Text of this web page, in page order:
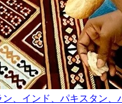
、インド、パキスタン